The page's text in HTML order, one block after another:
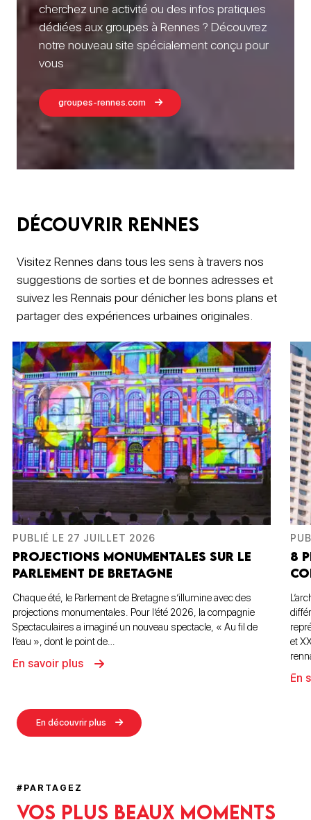
cherchez une activité ou des infos pratiques
dédiées aux groupes à Rennes ? Découvrez
notre nouveau site spécialement conçu pour
vous
groupes-rennes.com
Découvrir rennes
Visitez Rennes dans tous les sens à travers nos
suggestions de sorties et de bonnes adresses et
suivez les Rennais pour dénicher les bons plans et
partager des expériences urbaines originales.
PUBLIÉ LE 27 JUILLET 2026
PROJECTIONS MONUMENTALES SUR LE
PARLEMENT DE BRETAGNE
Chaque été, le Parlement de Bretagne s’illumine avec des
projections monumentales. Pour l’été 2026, la compagnie
Spectaculaires a imaginé un nouveau spectacle, « Au fil de
l’eau », dont le point de…
En savoir plus
8
et
En
En découvrir plus
#PARTAGEZ
Vos plus beaux moments